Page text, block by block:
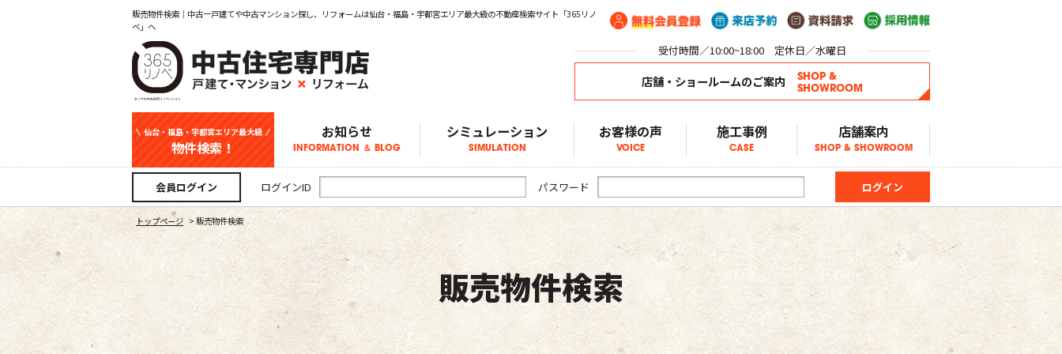
販売物件検索｜中古一戸建てや中古マンション探し、リフォームは仙台・福島・宇都宮エリア最大級の不動産検索サイト「365リノ
ベ」へ
受付時間／10:00~18:00 定休日／水曜日
店舗・ショールームのご案内
SHOP &
SHOWROOM
仙台・福島・宇都宮エリア最大級
物件検索！
中古一戸建て
マンション
新築一戸建て
土地
事業用
お知らせ
INFORMATION ＆ BLOG
お知らせ
仙台エリア物件情報
福島エリア物件情報
宇都宮エリア物件情報
スタッフブログ
シミュレーション
SIMULATION
お客様の声
VOICE
施工事例
CASE
店舗案内
SHOP & SHOWROOM
会員ログイン ログインID パスワード
トップページ > 販売物件検索
販売物件検索